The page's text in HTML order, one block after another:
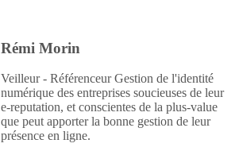
Rémi Morin
Veilleur - Référenceur Gestion de l'identité
numérique des entreprises soucieuses de leur
e-reputation, et conscientes de la plus-value
que peut apporter la bonne gestion de leur
présence en ligne.